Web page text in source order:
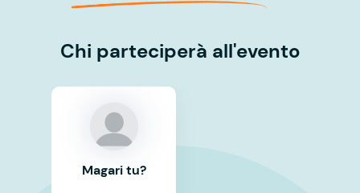
Chi parteciperà all'evento
Magari tu?